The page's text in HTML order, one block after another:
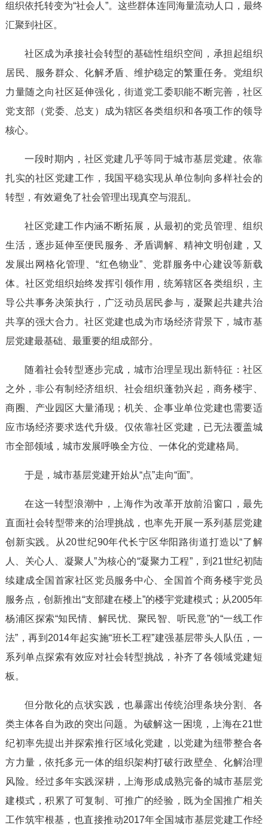
组织依托转变为“社会人”。这些群体连同海量流动人口，最终
汇聚到社区。
社区成为承接社会转型的基础性组织空间，承担起组织
居民、服务群众、化解矛盾、维护稳定的繁重任务。党组织
力量随之向社区延伸强化，街道党工委职能不断完善，社区
党支部（党委、总支）成为辖区各类组织和各项工作的领导
核心。
一段时期内，社区党建几乎等同于城市基层党建。依靠
扎实的社区党建工作，我国平稳实现从单位制向多样社会的
转型，有效避免了社会管理出现真空与混乱。
社区党建工作内涵不断拓展，从最初的党员管理、组织
生活，逐步延伸至便民服务、矛盾调解、精神文明创建，又
发展出网格化管理、“红色物业”、党群服务中心建设等新载
体。社区党组织始终发挥引领作用，统筹辖区各类组织，主
导公共事务决策执行，广泛动员居民参与，凝聚起共建共治
共享的强大合力。社区党建也成为市场经济背景下，城市基
层党建最基础、最重要的组成部分。
随着社会转型逐步完成，城市治理呈现出新特征：社区
之外，非公有制经济组织、社会组织蓬勃兴起，商务楼宇、
商圈、产业园区大量涌现；机关、企事业单位党建也需要适
应市场经济要求迭代升级。仅依靠社区党建，已无法覆盖城
市全部领域，城市发展呼唤全方位、一体化的党建格局。
于是，城市基层党建开始从“点”走向“面”。
在这一转型浪潮中，上海作为改革开放前沿窗口，最先
直面社会转型带来的治理挑战，也率先开展一系列基层党建
创新实践。从20世纪90年代长宁区华阳路街道打造以“了解
人、关心人、凝聚人”为核心的“凝聚力工程”，到21世纪初陆
续建成全国首家社区党员服务中心、全国首个商务楼宇党员
服务点，创新推出“支部建在楼上”的楼宇党建模式；从2005年
杨浦区探索“知民情、解民忧、聚民智、听民意”的“一线工作
法”，再到2014年起实施“班长工程”建强基层带头人队伍，一
系列单点探索有效应对社会转型挑战，补齐了各领域党建短
板。
但分散化的点状实践，也暴露出传统治理条块分割、各
类主体各自为政的突出问题。为破解这一困境，上海在21世
纪初率先提出并探索推行区域化党建，以党建为纽带整合各
方力量，依托多元一体的组织架构打破行政壁垒、化解治理
风险。经过多年实践深耕，上海形成成熟完备的城市基层党
建模式，积累了可复制、可推广的经验，既为全国推广相关
工作筑牢根基，也直接推动2017年全国城市基层党建工作经